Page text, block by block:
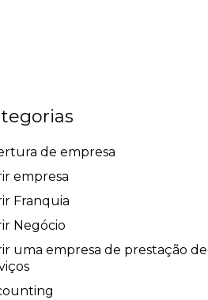
de empresa
empresa
Franquia
Negócio
uma empresa de prestação de